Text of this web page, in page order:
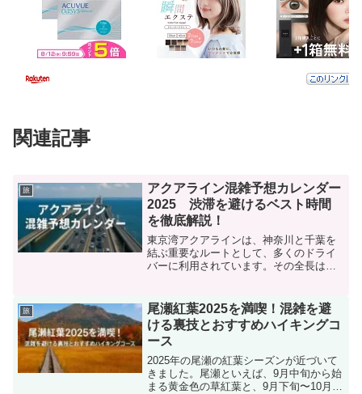
関連記事
旅
アクアライン混雑予想カレンダー
2025 渋滞を避けるベスト時間
を徹底解説！
東京湾アクアラインは、神奈川と千葉を
結ぶ重要なルートとして、多くのドライ
バーに利用されています。その全長はお
きる唯一の交通ルートとして観光・物流
の両面で欠かせない存...
旅
尾瀬紅葉2025を満喫！混雑を避
ける裏技とおすすめハイキングコ
ース
2025年の尾瀬の紅葉シーズンが近づいて
きました。尾瀬といえば、9月中旬から始
まる黄金色の草紅葉と、9月下旬〜10月上